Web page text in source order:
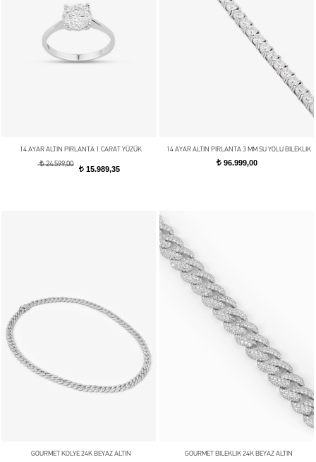
14 AYAR ALTIN PIRLANTA 1 CARAT YÜZÜK
t24.599,00
t 15.989,35
14 AYAR ALTIN PIRLANTA 3 MM SU YOLU BILEKLIK
t 96.999,00
GOURMET KOLYE 24K BEYAZ ALTIN GOURMET BILEKLIK 24K BEYAZ ALTIN